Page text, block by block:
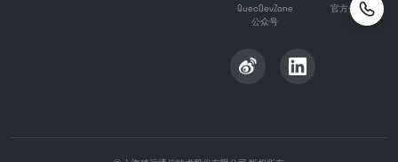
QuecDevZone
公众号
官方公众号